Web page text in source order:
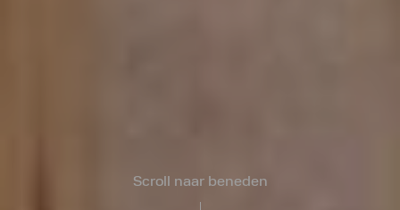
Scroll naar beneden